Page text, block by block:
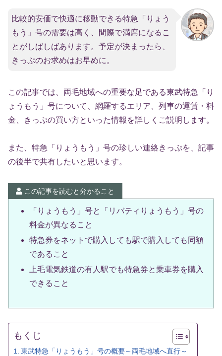
比較的安価で快適に移動できる特急「りょう
もう」号の需要は高く、間際で満席になるこ
とがしばしばあります。予定が決まったら、
きっぷのお求めはお早めに。
この記事では、両毛地域への重要な足である東武特急「り
ょうもう」号について、網羅するエリア、列車の運賃・料
金、きっぷの買い方といった情報を詳しくご説明します。
また、特急「りょうもう」号の珍しい連絡きっぷを、記事
の後半で共有したいと思います。
この記事を読むと分かること
「りょうもう」号と「リバティりょうもう」号の
料金が異なること
特急券をネットで購入しても駅で購入しても同額
であること
上毛電気鉄道の有人駅でも特急券と乗車券を購入
できること
もくじ
東武特急「りょうもう」号の概要～両毛地域へ直行～